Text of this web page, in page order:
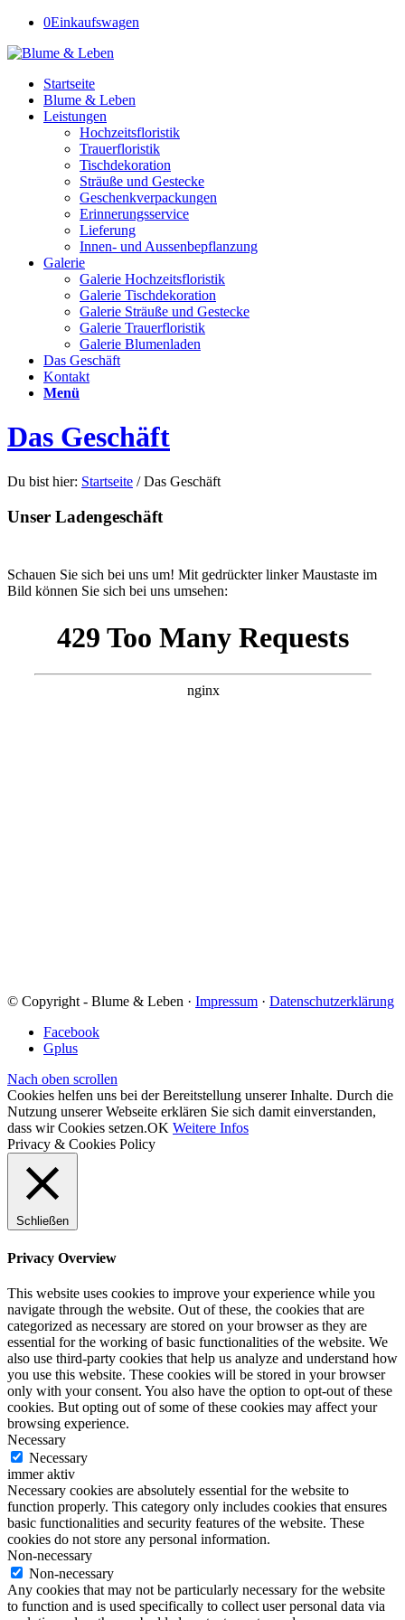
0Einkaufswagen
Startseite
Blume & Leben
Leistungen
Hochzeitsfloristik
Trauerfloristik
Tischdekoration
Sträuße und Gestecke
Geschenkverpackungen
Erinnerungsservice
Lieferung
Innen- und Aussenbepflanzung
Galerie
Galerie Hochzeitsfloristik
Galerie Tischdekoration
Galerie Sträuße und Gestecke
Galerie Trauerfloristik
Galerie Blumenladen
Das Geschäft
Kontakt
Menü
Das Geschäft
Du bist hier: Startseite / Das Geschäft
Unser Ladengeschäft
Schauen Sie sich bei uns um! Mit gedrückter linker Maustaste im
Bild können Sie sich bei uns umsehen:
© Copyright - Blume & Leben · Impressum · Datenschutzerklärung
Facebook
Gplus
Nach oben scrollen
Cookies helfen uns bei der Bereitstellung unserer Inhalte. Durch die
Nutzung unserer Webseite erklären Sie sich damit einverstanden,
dass wir Cookies setzen.OK Weitere Infos
Privacy & Cookies Policy
Schließen
Privacy Overview
This website uses cookies to improve your experience while you
navigate through the website. Out of these, the cookies that are
categorized as necessary are stored on your browser as they are
essential for the working of basic functionalities of the website. We
also use third-party cookies that help us analyze and understand how
you use this website. These cookies will be stored in your browser
only with your consent. You also have the option to opt-out of these
cookies. But opting out of some of these cookies may affect your
browsing experience.
Necessary
Necessary
immer aktiv
Necessary cookies are absolutely essential for the website to
function properly. This category only includes cookies that ensures
basic functionalities and security features of the website. These
cookies do not store any personal information.
Non-necessary
Non-necessary
Any cookies that may not be particularly necessary for the website
to function and is used specifically to collect user personal data via